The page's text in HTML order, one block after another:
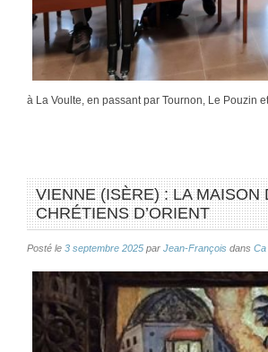
à La Voulte, en passant par Tournon, Le Pouzin
VIENNE (ISÈRE) : LA MAISON
CHRÉTIENS D’ORIENT
Posté le 3 septembre 2025 par Jean-François dans